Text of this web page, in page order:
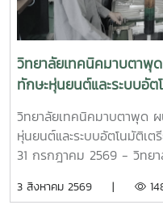
วิทยาลัยเทคนิคมาบตาพุ
ทักษะหุ่นยนต์และระบบอั
อุตสาหกรรมอัจฉริยะ
วิทยาลัยเทคนิคมาบตาพุด
หุ่นยนต์และระบบอัตโนมัติเ
31 กรกฎาคม 2569 - วิทย
ประธานในพิธีเปิด โครงกา
3 สิงหาคม 2569 |